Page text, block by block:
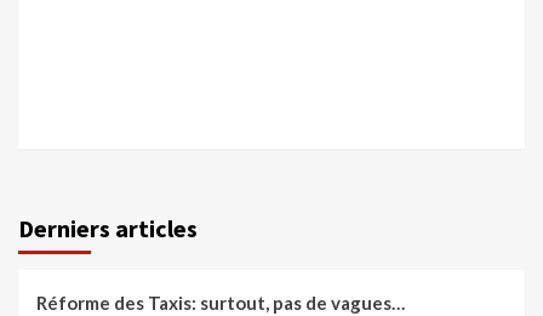
Derniers articles
Réforme des Taxis: surtout, pas de vagues…